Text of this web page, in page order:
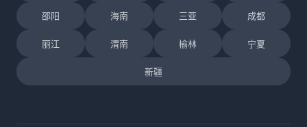
邵阳 海南 三亚 成都
丽江 渭南 榆林 宁夏
新疆